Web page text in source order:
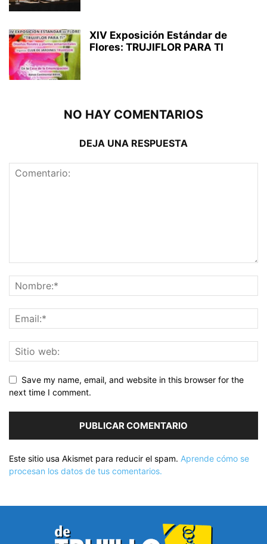
XIV Exposición Estándar de
Flores: TRUJIFLOR PARA TI
NO HAY COMENTARIOS
DEJA UNA RESPUESTA
Save my name, email, and website in this browser for the
next time I comment.
Este sitio usa Akismet para reducir el spam. Aprende cómo se
procesan los datos de tus comentarios.